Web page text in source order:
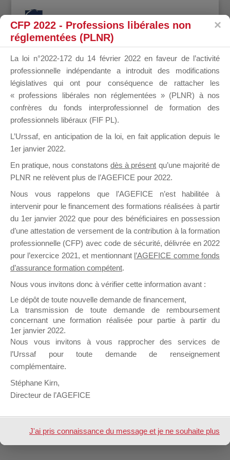
Mot-clé du sujet : facture
intermédiaire
Accueil OF › Forums › Mot-clé du sujet : facture intermédiaire
1 sujet (sur un total de 1)
ParticipantsMessagesDernière
publication
FACTURE
INTERMEDIAIRE
Démarré par :
SAUVET ALEXIA
dans :Informations Générales – Forum dédié aux Organismes de
2 3
il y a 6
années et
7 mois
SAUVET
ALEXIA
1 sujet (sur un total de 1)
Design deElegant Themes
| Propulsé par
CFP 2022 - Professions libérales non
réglementées (PLNR)
La loi n°2022-172 du 14 février 2022 en faveur de l’activité
professionnelle indépendante a introduit des modifications
législatives qui ont pour conséquence de rattacher les
« professions libérales non réglementées » (PLNR) à nos
confrères du fonds interprofessionnel de formation des
professionnels libéraux (FIF PL).
L’Urssaf, en anticipation de la loi, en fait application depuis le
1er janvier 2022.
En pratique, nous constatons dès à présent qu’une majorité de
PLNR ne relèvent plus de l’AGEFICE pour 2022.
Nous vous rappelons que l’AGEFICE n’est habilitée à
intervenir pour le financement des formations réalisées à partir
du 1er janvier 2022 que pour des bénéficiaires en possession
d’une attestation de versement de la contribution à la formation
professionnelle (CFP) avec code de sécurité, délivrée en 2022
pour l’exercice 2021, et mentionnant l’AGEFICE comme fonds
d’assurance formation compétent.
Nous vous invitons donc à vérifier cette information avant :
Le dépôt de toute nouvelle demande de financement,
La transmission de toute demande de remboursement
concernant une formation réalisée pour partie à partir du
1er janvier 2022.
Nous vous invitons à vous rapprocher des services de
l’Urssaf pour toute demande de renseignement
complémentaire.
Stéphane Kirn,
Directeur de l’AGEFICE
J'ai pris connaissance du message et je ne souhaite plus